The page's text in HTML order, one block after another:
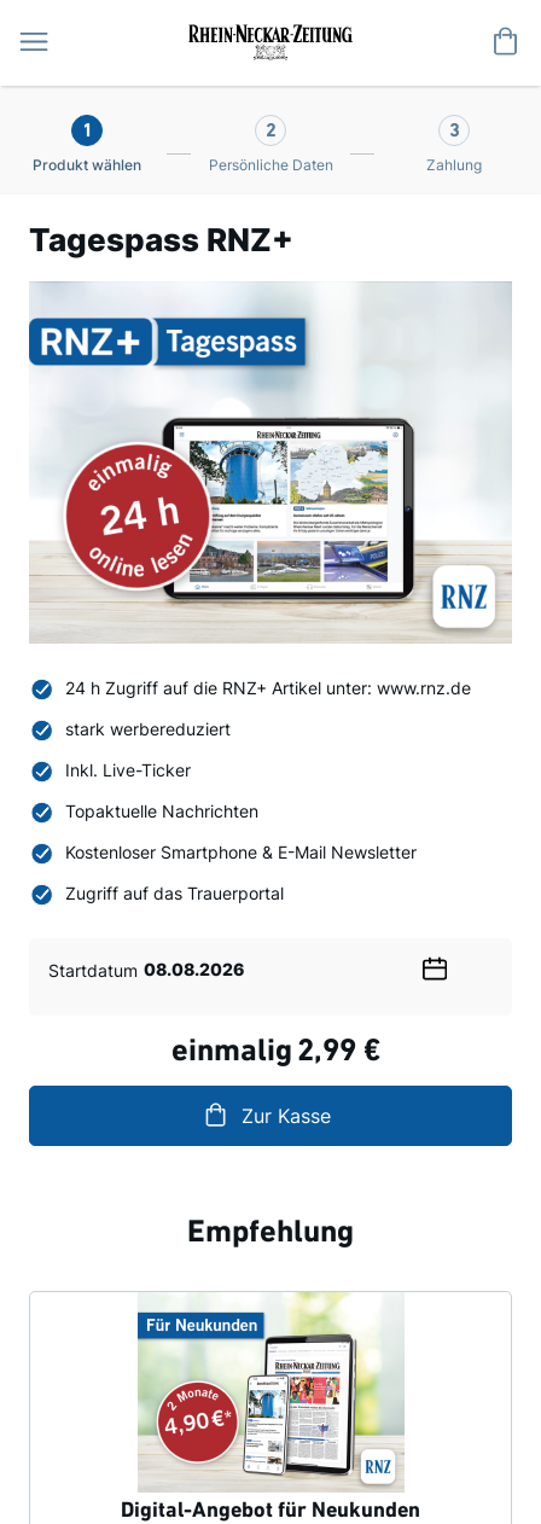
1
Produkt wählen
2
Persönliche Daten
3
Zahlung
Tagespass RNZ+
24 h Zugriff auf die RNZ+ Artikel unter: www.rnz.de
stark werbereduziert
Inkl. Live-Ticker
Topaktuelle Nachrichten
Kostenloser Smartphone & E-Mail Newsletter
Zugriff auf das Trauerportal
Startdatum
einmalig 2,99 €
Zur Kasse
Empfehlung
Digital-Angebot für Neukunden